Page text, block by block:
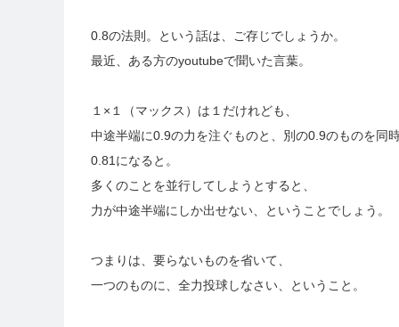
0.8の法則。という話は、ご存じでしょうか。
最近、ある方のyoutubeで聞いた言葉。
１×１（マックス）は１だけれども、
中途半端に0.9の力を注ぐものと、別の0.9のものを同
0.81になると。
多くのことを並行してしようとすると、
力が中途半端にしか出せない、ということでしょう。
つまりは、要らないものを省いて、
一つのものに、全力投球しなさい、ということ。